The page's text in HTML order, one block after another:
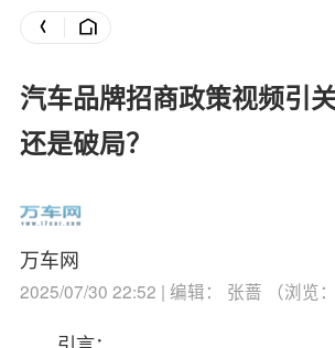
汽车品牌招商政策视频引
还是破局？
万车网
2025/07/30 22:52 | 编辑： 张蔷 （浏览：